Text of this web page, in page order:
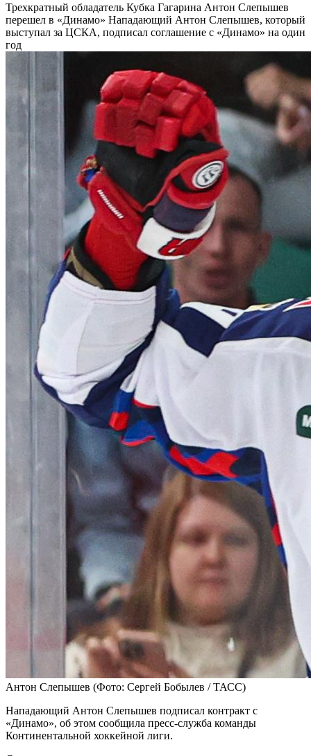
Трехкратный обладатель Кубка Гагарина Антон Слепышев
перешел в «Динамо» Нападающий Антон Слепышев, который
выступал за ЦСКА, подписал соглашение с «Динамо» на один
год
Антон Слепышев (Фото: Сергей Бобылев / ТАСС)
Нападающий Антон Слепышев подписал контракт с
«Динамо», об этом сообщила пресс-служба команды
Континентальной хоккейной лиги.